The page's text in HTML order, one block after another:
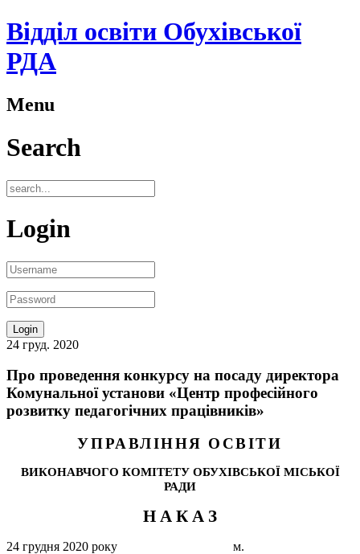
Відділ освіти Обухівської
РДА
Menu
Search
Login
24 груд. 2020
Про проведення конкурсу на посаду директора
Комунальної установи «Центр професійного
розвитку педагогічних працівників»
УПРАВЛІННЯ ОСВІТИ
ВИКОНАВЧОГО КОМІТЕТУ ОБУХІВСЬКОЇ МІСЬКОЇ
РАДИ
Н А К А З
24 грудня 2020 року
м.